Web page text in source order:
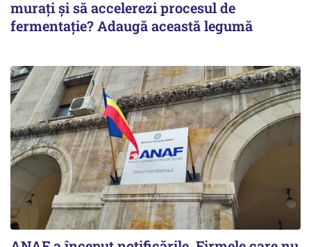
murați și să accelerezi procesul de
fermentație? Adaugă această legumă